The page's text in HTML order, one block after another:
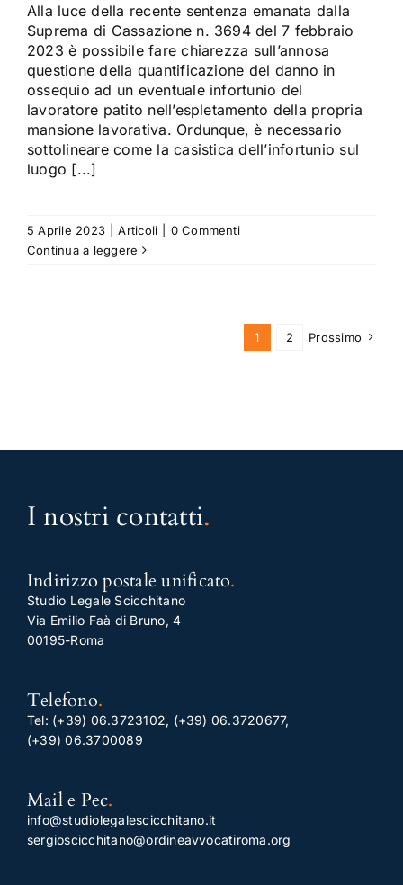
Alla luce della recente sentenza emanata dalla
Suprema di Cassazione n. 3694 del 7 febbraio
2023 è possibile fare chiarezza sull’annosa
questione della quantificazione del danno in
ossequio ad un eventuale infortunio del
lavoratore patito nell’espletamento della propria
mansione lavorativa. Ordunque, è necessario
sottolineare come la casistica dell’infortunio sul
luogo [...]
5 Aprile 2023 Articoli
0 Commenti
Continua a leggere
1 2 Prossimo
I nostri contatti.
Indirizzo postale unificato.
Studio Legale Scicchitano
Via Emilio Faà di Bruno, 4
00195-Roma
Telefono.
Tel: (+39) 06.3723102, (+39) 06.3720677,
(+39) 06.3700089
Mail e Pec.
info@studiolegalescicchitano.it
sergioscicchitano@ordineavvocatiroma.org